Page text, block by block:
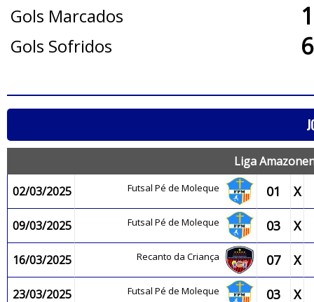
Gols Marcados
Gols Sofridos
Liga
02/03/2025
Futsal Pé de Moleque 01 X
09/03/2025 Futsal Pé de Moleque 03 X
16/03/2025 Recanto da Criança 07 X
23/03/2025 Futsal Pé de Moleque 03 X